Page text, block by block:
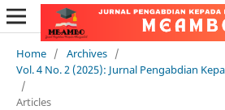
Home / Archives /
Vol. 4 No. 2 (2025): Jurnal Pengabdian
/
Articles